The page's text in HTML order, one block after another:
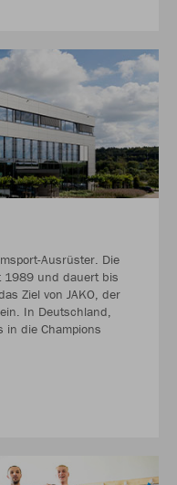
Ausrüster. Die
1989 und dauert bis
Ziel von JAKO, der
In Deutschland,
in die Champions